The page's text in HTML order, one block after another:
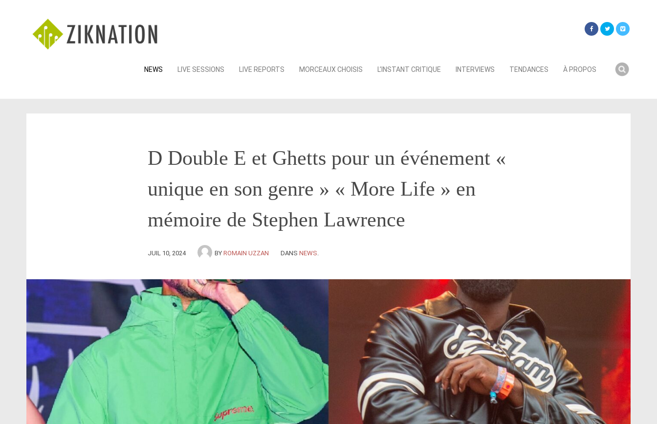
Skip
NEWS LIVE SESSIONS LIVE REPORTS MORCEAUX CHOISIS L’INSTANT CRITIQUE INTERVIEWS TENDANCES À PROPOS
D Double E et Ghetts pour un événement «
unique en son genre » « More Life » en
mémoire de Stephen Lawrence
JUIL 10, 2024 BY ROMAIN UZZAN DANS NEWS